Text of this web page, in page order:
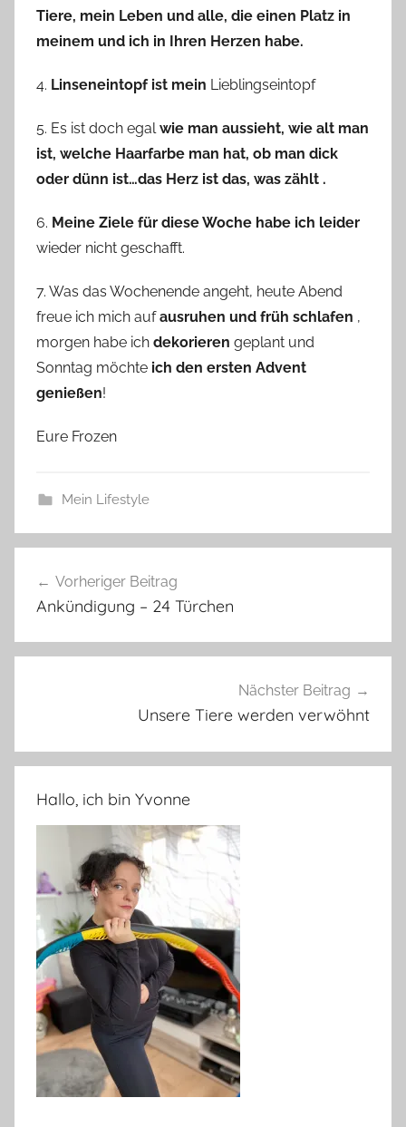
Tiere, mein Leben und alle, die einen Platz in
meinem und ich in Ihren Herzen habe.
4. Linseneintopf ist mein Lieblingseintopf
5. Es ist doch egal wie man aussieht, wie alt man
ist, welche Haarfarbe man hat, ob man dick
oder dünn ist…das Herz ist das, was zählt .
6. Meine Ziele für diese Woche habe ich leider
wieder nicht geschafft.
7. Was das Wochenende angeht, heute Abend
freue ich mich aufausruhen und früh schlafen ,
morgen habe ich dekorieren geplant und
Sonntag möchte ich den ersten Advent
genießen!
Eure Frozen
Mein Lifestyle
Vorheriger Beitrag
Ankündigung – 24 Türchen
Nächster Beitrag
Unsere Tiere werden verwöhnt
Hallo, ich bin Yvonne